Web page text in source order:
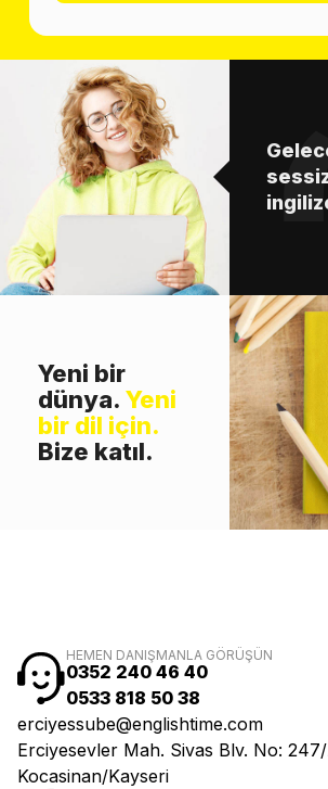
Yeni bir
dünya. Yeni
bir dil için.
Bize katıl.
HEMEN DANIŞMANLA GÖRÜŞÜN
0352 240 46 40
0533 818 50 38
erciyessube@englishtime.com
Erciyesevler Mah. Sivas Blv. No:
Kocasinan/Kayseri